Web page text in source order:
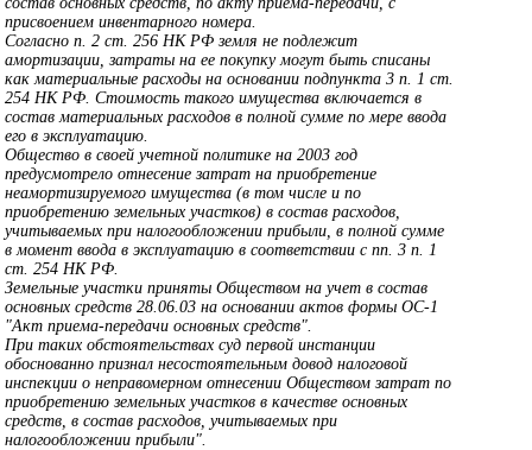
присвоением инвентарного номера.
Согласно п. 2 ст. 256 НК РФ земля не подлежит
амортизации, затраты на ее покупку могут быть списаны
как материальные расходы на основании подпункта 3 п. 1 ст.
254 НК РФ. Стоимость такого имущества включается в
состав материальных расходов в полной сумме по мере ввода
его в эксплуатацию.
Общество в своей учетной политике на 2003 год
предусмотрело отнесение затрат на приобретение
неамортизируемого имущества (в том числе и по
приобретению земельных участков) в состав расходов,
учитываемых при налогообложении прибыли, в полной сумме
в момент ввода в эксплуатацию в соответствии с пп. 3 п. 1
ст. 254 НК РФ.
Земельные участки приняты Обществом на учет в состав
основных средств 28.06.03 на основании актов формы ОС-1
"Акт приема-передачи основных средств".
При таких обстоятельствах суд первой инстанции
обоснованно признал несостоятельным довод налоговой
инспекции о неправомерном отнесении Обществом затрат по
приобретению земельных участков в качестве основных
средств, в состав расходов, учитываемых при
налогообложении прибыли".